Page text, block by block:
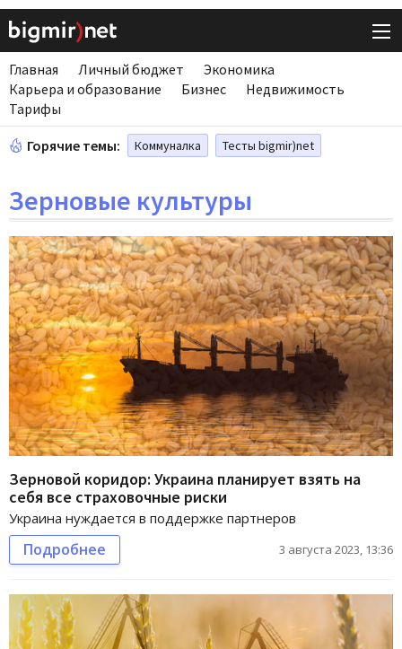
Главная Личный бюджет
Экономика
Карьера и образование
Бизнес
Недвижимость
Тарифы
Горячие темы: Коммуналка Тесты bigmir)net
Зерновые культуры
Зерновой коридор: Украина планирует взять на
себя все страховочные риски
Украина нуждается в поддержке партнеров
Подробнее 3 августа 2023, 13:36